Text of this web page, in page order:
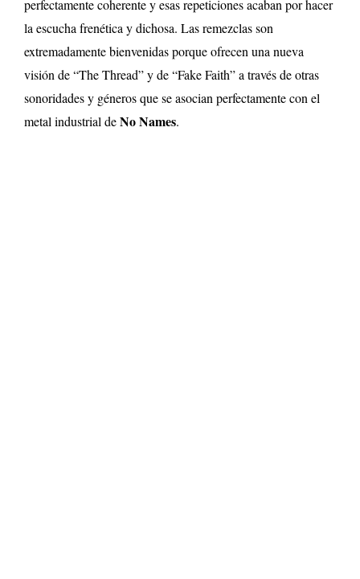
perfectamente coherente y esas repeticiones acaban por hacer
la escucha frenética y dichosa. Las remezclas son
extremadamente bienvenidas porque ofrecen una nueva
visión de “The Thread” y de “Fake Faith” a través de otras
sonoridades y géneros que se asocian perfectamente con el
metal industrial deNo Names.